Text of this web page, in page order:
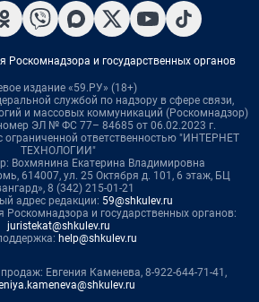
Роскомнадзора и государственных органов
издание «59.РУ» (18+)
службой по надзору в сфере связи,
и массовых коммуникаций (Роскомнадзор)
ЭЛ № ФС 77– 84685 от 06.02.2023 г.
ограниченной ответственностью "ИНТЕРНЕТ
ТЕХНОЛОГИИ"
Вохмянина Екатерина Владимировна
614007, ул. 25 Октября д. 101, 6 этаж, БЦ
8 (342) 215-01-21
адрес редакции: 59@shkulev.ru
Роскомнадзора и государственных органов:
juristekat@shkulev.ru
help@shkulev.ru
Евгения Каменева, 8-922-644-71-41,